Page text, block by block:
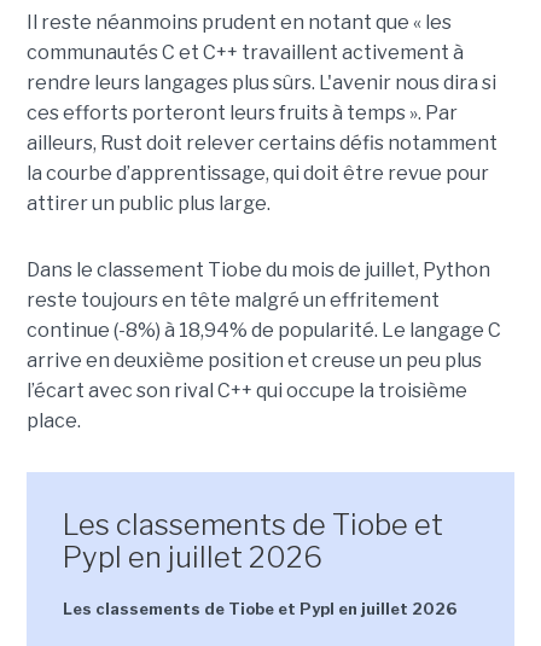
Il reste néanmoins prudent en notant que « les
communautés C et C++ travaillent activement à
rendre leurs langages plus sûrs. L'avenir nous dira si
ces efforts porteront leurs fruits à temps ». Par
ailleurs, Rust doit relever certains défis notamment
la courbe d’apprentissage, qui doit être revue pour
attirer un public plus large.
Dans le classement Tiobe du mois de juillet, Python
reste toujours en tête malgré un effritement
continue (-8%) à 18,94% de popularité. Le langage C
arrive en deuxième position et creuse un peu plus
l’écart avec son rival C++ qui occupe la troisième
place.
Les classements de Tiobe et
Pypl en juillet 2026
Les classements de Tiobe et Pypl en juillet 2026